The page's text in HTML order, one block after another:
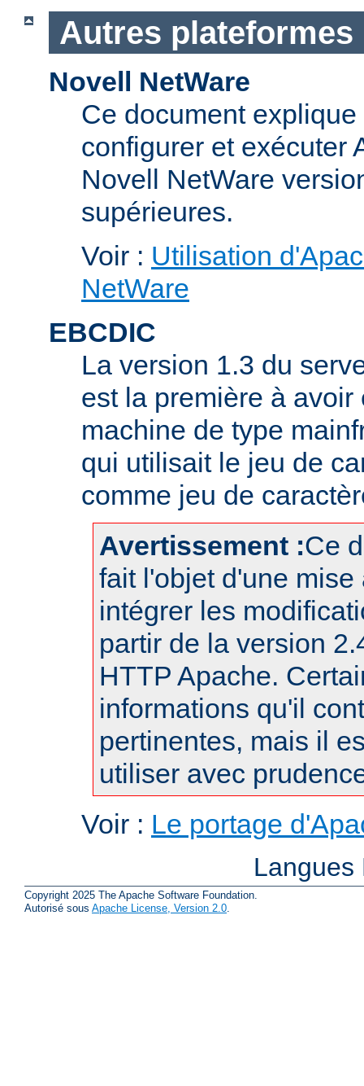
Autres plateformes
Novell NetWare
Ce document
configurer et exécuter
Novell NetWare
supérieures.
Voir : Utilisation
NetWare
EBCDIC
La version 1.3 du
est la première à
machine de type
qui utilisait le jeu de
comme jeu de
Avertissement :Ce
fait l'objet d'une mise
intégrer les
partir de la version
HTTP Apache.
informations qu'il
pertinentes, mais il
utiliser avec
Voir : Le portage
Copyright 2025 The Apache Software Foundation.
Autorisé sous Apache License, Version 2.0